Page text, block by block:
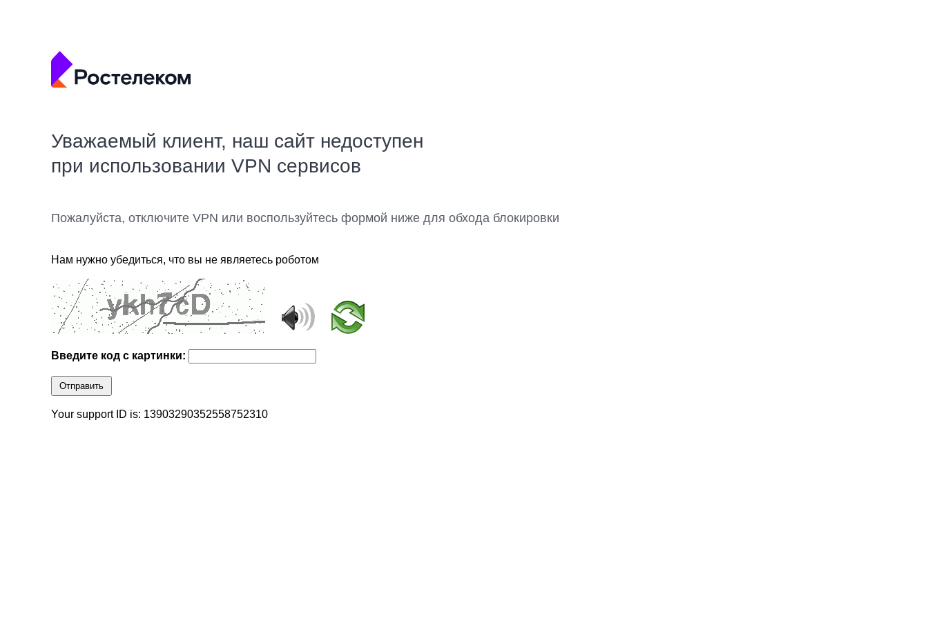
Уважаемый клиент, наш сайт недоступен
при использовании VPN сервисов
Пожалуйста, отключите VPN или воспользуйтесь формой ниже для обхода блокировки
Нам нужно убедиться, что вы не являетесь роботом
Введите код с картинки:
Отправить
Your support ID is: 13903290352558752310